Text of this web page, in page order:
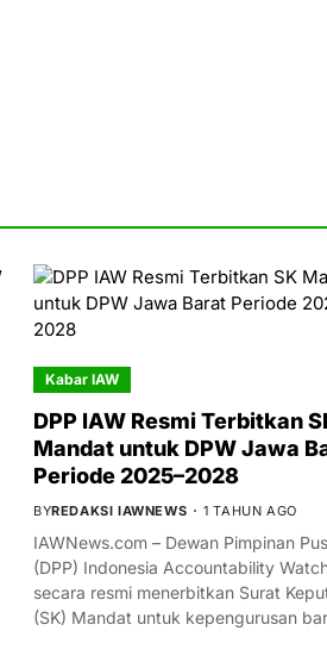
Kabar IAW
DPP IAW Resmi Terbitkan
Mandat untuk DPW Jawa
Periode 2025–2028
BYREDAKSI IAWNEWS 1 TAHUN AGO
IAWNews.com – Dewan Pimpinan
(DPP) Indonesia Accountability
secara resmi menerbitkan Surat
(SK) Mandat untuk kepengurusan